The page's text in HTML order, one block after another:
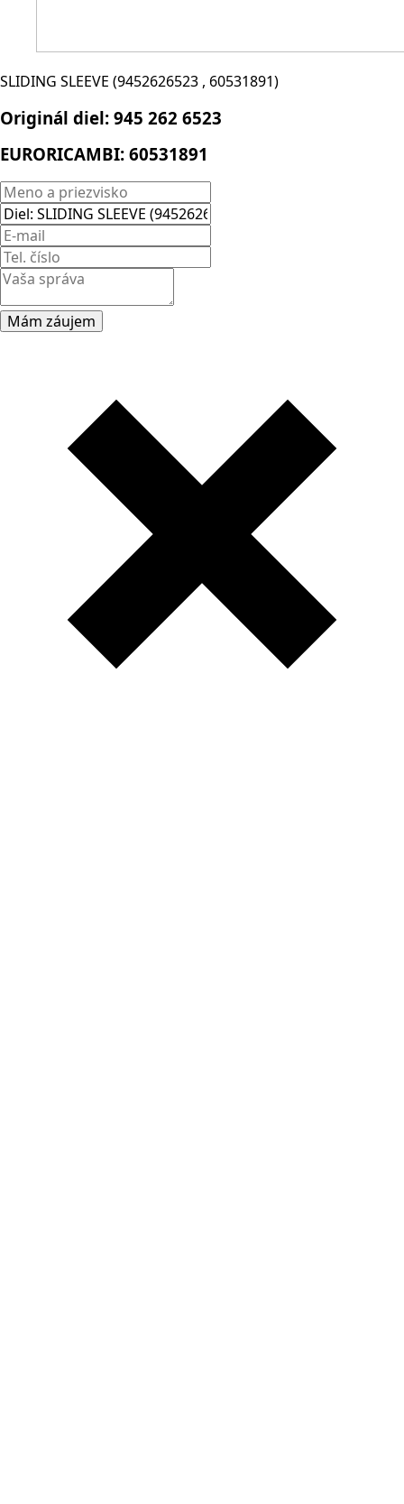
SLIDING SLEEVE (9452626523 , 60531891)
Originál diel: 945 262 6523
EURORICAMBI: 60531891
Mám záujem